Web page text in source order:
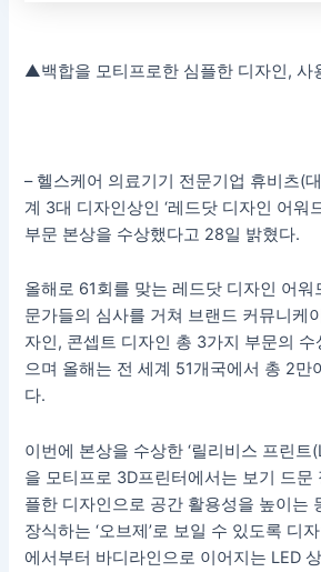
▲백합을 모티프로한 심플한 디자인, 사
– 헬스케어 의료기기 전문기업 휴비츠(
계 3대 디자인상인 ‘레드닷 디자인 어워
부문 본상을 수상했다고 28일 밝혔다.
올해로 61회를 맞는 레드닷 디자인 어워
문가들의 심사를 거쳐 브랜드 커뮤니케
자인, 콘셉트 디자인 총 3가지 부문의 수
으며 올해는 전 세계 51개국에서 총 2만
다.
이번에 본상을 수상한 ‘릴리비스 프린트
을 모티프로 3D프린터에서는 보기 드문
플한 디자인으로 공간 활용성을 높이는
장식하는 ‘오브제’로 보일 수 있도록 디
에서부터 바디라인으로 이어지는 LED